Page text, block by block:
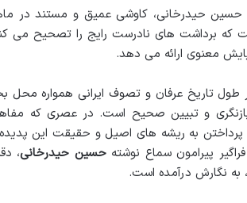
حسین حیدرخانی، کاوشی عمیق و مستند در
که برداشت های نادرست رایج را تصحیح می کند.
معنوی ارائه می دهد.
طول تاریخ عرفان و تصوف ایرانی همواره محل
و تبیین صحیح است. در عصری که
پرداختن به ریشه های اصیل و حقیقت این
پیرامون سماع نوشتهحسین حیدرخانی،
به نگارش درآمده است.